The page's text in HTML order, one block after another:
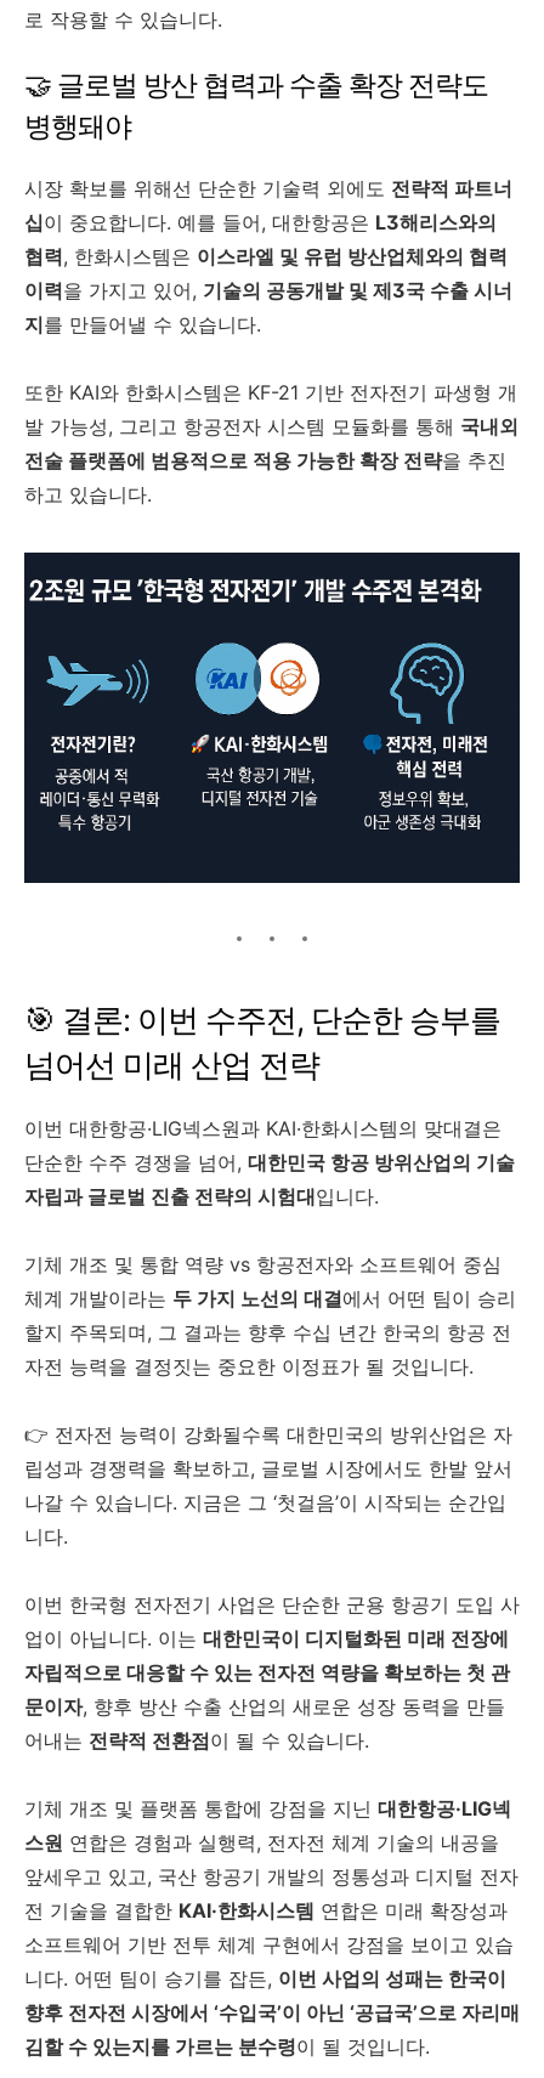
로 작용할 수 있습니다.
🤝 글로벌 방산 협력과 수출 확장 전략도
병행돼야
시장 확보를 위해선 단순한 기술력 외에도 전략적 파트너
십이 중요합니다. 예를 들어, 대한항공은 L3해리스와의
협력, 한화시스템은 이스라엘 및 유럽 방산업체와의 협력
이력을 가지고 있어, 기술의 공동개발 및 제3국 수출 시너
지를 만들어낼 수 있습니다.
또한 KAI와 한화시스템은 KF-21 기반 전자전기 파생형 개
발 가능성, 그리고 항공전자 시스템 모듈화를 통해 국내외
전술 플랫폼에 범용적으로 적용 가능한 확장 전략을 추진
하고 있습니다.
🎯 결론: 이번 수주전, 단순한 승부를
넘어선 미래 산업 전략
이번 대한항공·LIG넥스원과 KAI·한화시스템의 맞대결은
단순한 수주 경쟁을 넘어, 대한민국 항공 방위산업의 기술
자립과 글로벌 진출 전략의 시험대입니다.
기체 개조 및 통합 역량 vs 항공전자와 소프트웨어 중심
체계 개발이라는 두 가지 노선의 대결에서 어떤 팀이 승리
할지 주목되며, 그 결과는 향후 수십 년간 한국의 항공 전
자전 능력을 결정짓는 중요한 이정표가 될 것입니다.
👉 전자전 능력이 강화될수록 대한민국의 방위산업은 자
립성과 경쟁력을 확보하고, 글로벌 시장에서도 한발 앞서
나갈 수 있습니다. 지금은 그 ‘첫걸음’이 시작되는 순간입
니다.
이번 한국형 전자전기 사업은 단순한 군용 항공기 도입 사
업이 아닙니다. 이는 대한민국이 디지털화된 미래 전장에
자립적으로 대응할 수 있는 전자전 역량을 확보하는 첫 관
문이자, 향후 방산 수출 산업의 새로운 성장 동력을 만들
어내는 전략적 전환점이 될 수 있습니다.
기체 개조 및 플랫폼 통합에 강점을 지닌 대한항공·LIG넥
스원 연합은 경험과 실행력, 전자전 체계 기술의 내공을
앞세우고 있고, 국산 항공기 개발의 정통성과 디지털 전자
전 기술을 결합한 KAI·한화시스템 연합은 미래 확장성과
소프트웨어 기반 전투 체계 구현에서 강점을 보이고 있습
니다. 어떤 팀이 승기를 잡든, 이번 사업의 성패는 한국이
향후 전자전 시장에서 ‘수입국’이 아닌 ‘공급국’으로 자리매
김할 수 있는지를 가르는 분수령이 될 것입니다.